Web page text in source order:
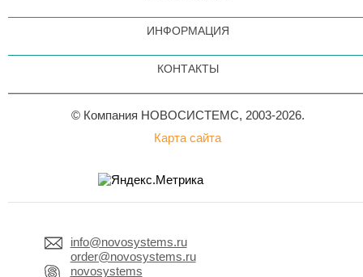
ИНФОРМАЦИЯ
КОНТАКТЫ
© Компания НОВОСИСТЕМС, 2003-2026.
Карта сайта
info@novosystems.ru
order@novosystems.ru
novosystems